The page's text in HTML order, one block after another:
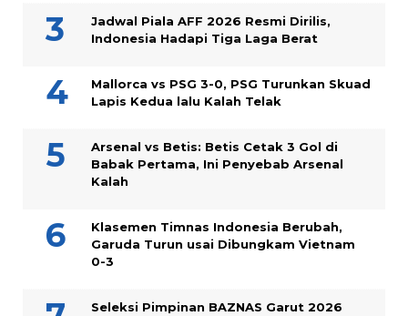
Jadwal Piala AFF 2026 Resmi Dirilis,
Indonesia Hadapi Tiga Laga Berat
Mallorca vs PSG 3-0, PSG Turunkan Skuad
Lapis Kedua lalu Kalah Telak
Arsenal vs Betis: Betis Cetak 3 Gol di
Babak Pertama, Ini Penyebab Arsenal
Kalah
Klasemen Timnas Indonesia Berubah,
Garuda Turun usai Dibungkam Vietnam
0-3
Seleksi Pimpinan BAZNAS Garut 2026